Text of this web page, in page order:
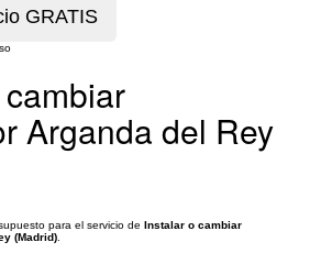
Arganda del Rey
para el servicio de Instalar o cambiar
(Madrid)